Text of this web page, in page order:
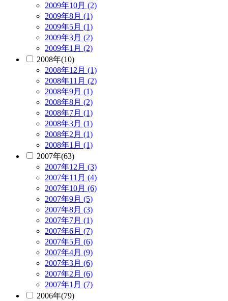
2009年10月 (2)
2009年8月 (1)
2009年5月 (1)
2009年3月 (2)
2009年1月 (2)
2008年(10)
2008年12月 (1)
2008年11月 (2)
2008年9月 (1)
2008年8月 (2)
2008年7月 (1)
2008年3月 (1)
2008年2月 (1)
2008年1月 (1)
2007年(63)
2007年12月 (3)
2007年11月 (4)
2007年10月 (6)
2007年9月 (5)
2007年8月 (3)
2007年7月 (1)
2007年6月 (7)
2007年5月 (6)
2007年4月 (9)
2007年3月 (6)
2007年2月 (6)
2007年1月 (7)
2006年(79)